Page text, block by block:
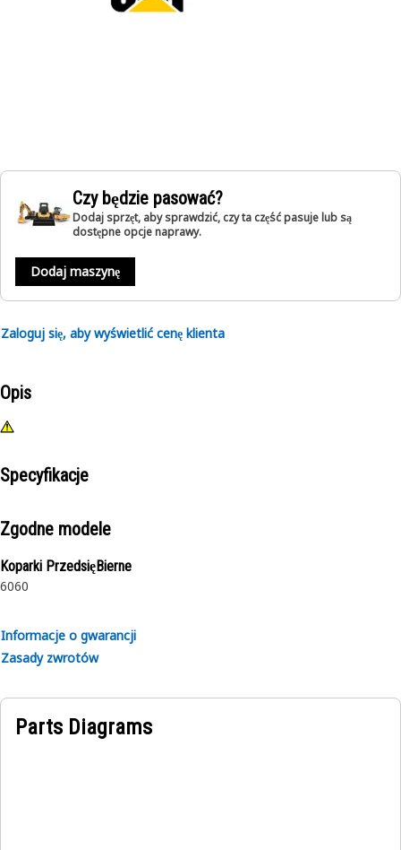
Czy będzie pasować?
Dodaj sprzęt, aby sprawdzić, czy ta część pasuje lub są
dostępne opcje naprawy.
Dodaj maszynę
Zaloguj się, aby wyświetlić cenę klienta
Opis
Specyfikacje
Zgodne modele
Koparki PrzedsięBierne
6060
Informacje o gwarancji
Zasady zwrotów
Parts Diagrams